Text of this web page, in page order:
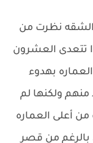
نظرت من
تتعدى العشرون
بهدوء
منهم ولكنها لم
أعلى العماره
بالرغم من قصر